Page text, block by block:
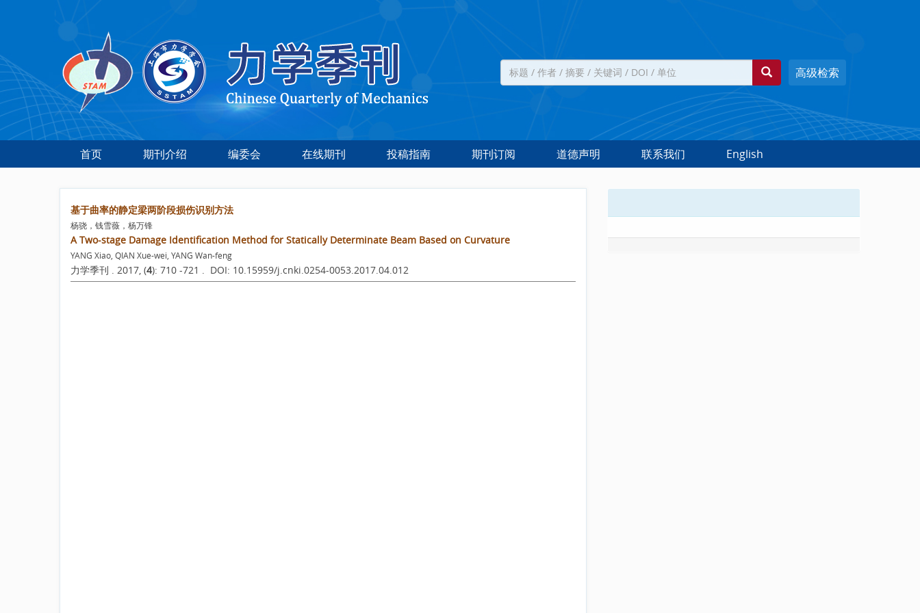
高级检索
首页 期刊介绍 编委会 在线期刊 投稿指南 期刊订阅 道德声明 联系我们 English
基于曲率的静定梁两阶段损伤识别方法
杨骁，钱雪薇，杨万锋
A Two-stage Damage Identification Method for Statically Determinate Beam Based on Curvature
YANG Xiao, QIAN Xue-wei, YANG Wan-feng
力学季刊 . 2017, (4): 710 -721 . DOI: 10.15959/j.cnki.0254-0053.2017.04.012